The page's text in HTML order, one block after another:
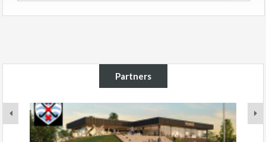
Partners